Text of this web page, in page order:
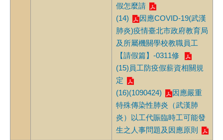
假怎麼請
(14)
因應COVID-19(武漢
肺炎)疫情臺北市政府教育局
及所屬機關學校教職員工
【請假篇】-0311修
(15)員工防疫假薪資相關規
定
(16)(1090424)
因應嚴重
特殊傳染性肺炎（武漢肺
炎）以工代賑臨時工可能發
生之人事問題及因應原則